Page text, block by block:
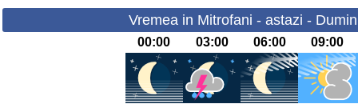
Vremea in Mitrofani - astazi -
00:00 03:00 06:00 09:00